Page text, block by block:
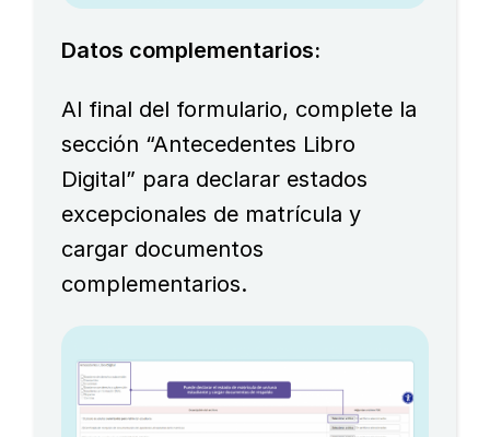
Datos complementarios:
Al final del formulario, complete la
sección “Antecedentes Libro
Digital” para declarar estados
excepcionales de matrícula y
cargar documentos
complementarios.